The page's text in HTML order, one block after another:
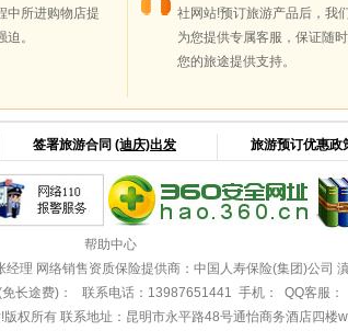
中所进购物店提
。
社网站!预订旅游产品后，我
为您提供专属客服，保证随
您的旅途提供支持。
签署旅游合同 (迪庆)出发 旅游预订优惠政
帮助中心
经理 网络销售资质保险提供商：中国人寿保险(集团)公司
长途费)： 联系电话：13987651441 手机： QQ客服：
版权所有 联系地址：昆明市永平路48号通怡商务酒店四楼